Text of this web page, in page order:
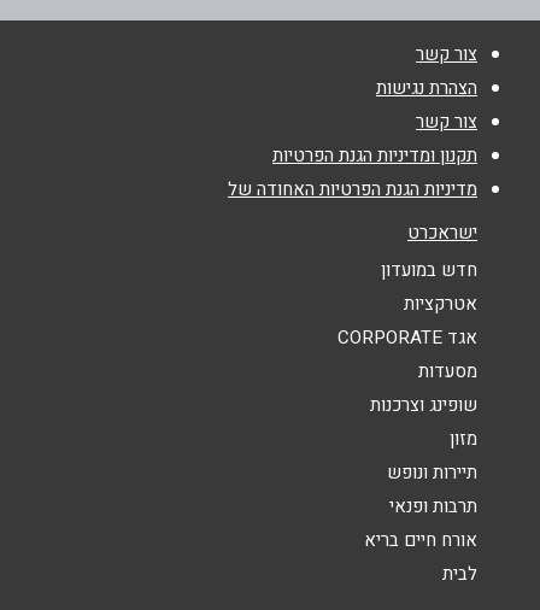
נושא*
אנא חזרו אלי בקשר ל...
צור קשר
הצהרת נגישות
צור קשר
תקנון ומדיניות הגנת הפרטיות
מדיניות הגנת הפרטיות האחודה של
ישראכרט
חדש במועדון
אטרקציות
אגד CORPORATE
מסעדות
שופינג וצרכנות
מזון
תיירות ונופש
תרבות ופנאי
אורח חיים בריא
לבית